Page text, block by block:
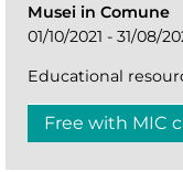
Musei in Comune
01/10/2021 - 31/08/
Educational
Free with MIC